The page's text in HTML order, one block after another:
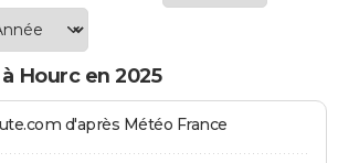
Hourc en 2025
d'après Météo France